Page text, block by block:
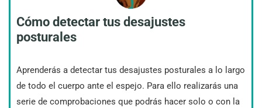
Cómo detectar tus desajustes
posturales
Aprenderás a detectar tus desajustes posturales a lo largo
de todo el cuerpo ante el espejo. Para ello realizarás una
serie de comprobaciones que podrás hacer solo o con la